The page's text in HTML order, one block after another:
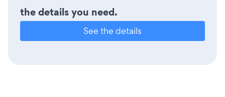
the details you need.
See the details